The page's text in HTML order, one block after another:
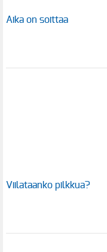
Aika on soittaa
Viilataanko pilkkua?